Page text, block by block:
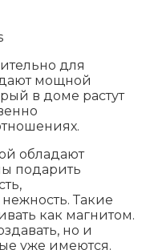
для
мощной
в доме растут
обладают
подарить
Такие
как магнитом.
но и
уже имеются.